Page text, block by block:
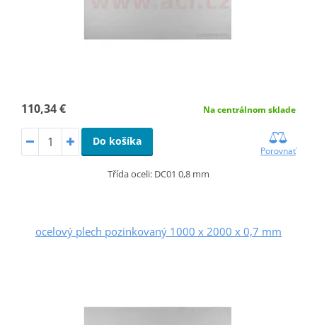
110,34 € Na centrálnom sklade
Do košíka
Porovnať
Třída oceli: DC01 0,8 mm
ocelový plech pozinkovaný 1000 x 2000 x 0,7 mm